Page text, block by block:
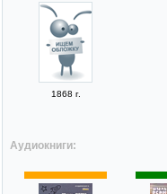
1868 г.
Аудиокниги: